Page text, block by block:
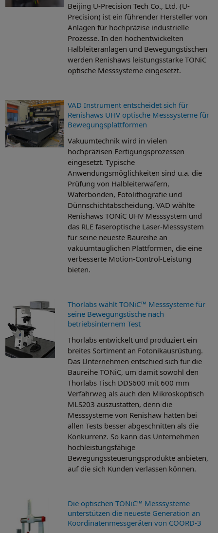
Beijing U-Precision Tech Co., Ltd. (U-
Precision) ist ein führender Hersteller von
Anlagen für hochpräzise industrielle
Prozesse. In den hochentwickelten
Halbleiteranlagen und Bewegungstischen
werden Renishaws leistungsstarke TONiC
optische Messsysteme eingesetzt.
VAD Instrument entscheidet sich für
Renishaws UHV optische Messsysteme für
Bewegungsplattformen
Vakuumtechnik wird in vielen
hochpräzisen Fertigungsprozessen
eingesetzt. Typische
Anwendungsmöglichkeiten sind u.a. die
Prüfung von Halbleiterwafern,
Waferbonden, Fotolithografie und
Dünnschichtabscheidung. VAD wählte
Renishaws TONiC UHV Messsystem und
das RLE faseroptische Laser-Messsystem
für seine neueste Baureihe an
vakuumtauglichen Plattformen, die eine
verbesserte Motion-Control-Leistung
bieten.
Thorlabs wählt TONiC™ Messsysteme für
seine Bewegungstische nach
betriebsinternem Test
Thorlabs entwickelt und produziert ein
breites Sortiment an Fotonikausrüstung.
Das Unternehmen entschied sich für die
Baureihe TONiC, um damit sowohl den
Thorlabs Tisch DDS600 mit 600 mm
Verfahrweg als auch den Mikroskoptisch
MLS203 auszustatten, denn die
Messsysteme von Renishaw hatten bei
allen Tests besser abgeschnitten als die
Konkurrenz. So kann das Unternehmen
hochleistungsfähige
Bewegungssteuerungsprodukte anbieten,
auf die sich Kunden verlassen können.
Die optischen TONiC™ Messsysteme
unterstützen die neueste Generation an
Koordinatenmessgeräten von COORD-3